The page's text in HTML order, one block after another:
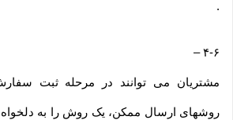
.
۴-۶–
مشتریان می توانند در مرحله ثبت
روشهای ارسال ممکن، یک روش را به دلخواه